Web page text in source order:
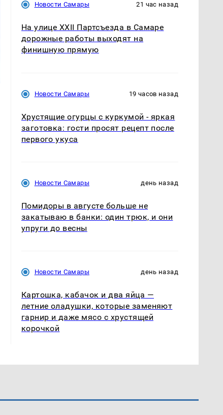
СМИ: В Химках на
Новости Самары 21 час назад
На улице XXII Партсъезда в Самаре
дорожные работы выходят на
финишную прямую
Новости Самары 19 часов назад
Хрустящие огурцы с куркумой - яркая
заготовка: гости просят рецепт после
первого укуса
Новости Самары день назад
Помидоры в августе больше не
закатываю в банки: один трюк, и они
упруги до весны
Новости Самары день назад
Картошка, кабачок и два яйца —
летние оладушки, которые заменяют
гарнир и даже мясо с хрустящей
корочкой